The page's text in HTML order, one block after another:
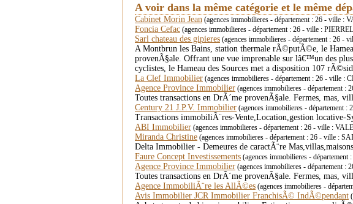
A voir dans la même catégorie et le même
Cabinet Morin Jean (agences immobilieres - département : 26 - ville :
Foncia Cefac (agences immobilieres - département : 26 - ville :
Sarl chateau des gipieres (agences immobilieres - département : 26 -
A Montbrun les Bains, station thermale rÃ©putÃ©e, le
provenÃ§ale. Offrant une vue imprenable sur lâ€™un des
cyclistes, le Hameau des Sources met a disposition 107
La Clef Immobilier (agences immobilieres - département : 26 - ville
Agence Province Immobilier (agences immobilieres -
Toutes transactions en DrÃ´me provenÃ§ale. Fermes, mas,
Century 21 J.P.V. Immobilier (agences immobilieres -
Transactions immobiliÃ¨res-Vente,Location,gestion
ABI Immobilier (agences immobilieres - département : 26 - ville :
Miranda Christine (agences immobilieres - département : 26 - ville :
Delta Immobilier - Demeures de caractÃ¨re
Faure Concept Investissements (agences immobilieres -
Agence Province Immobilier (agences immobilieres -
Toutes transactions en DrÃ´me provenÃ§ale. Fermes, mas,
Agence ImmobiliÃ¨re les AllÃ©es (agences immobilieres -
Avis Immobilier JCR Immobilier FranchisÃ© IndÃ©pendant